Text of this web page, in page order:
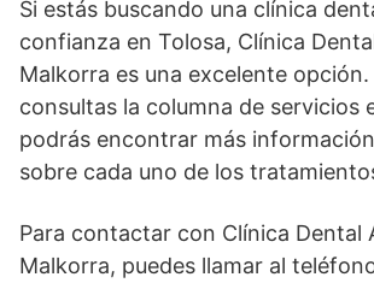
Si estás buscando una clínica
confianza en Tolosa, Clínica
Malkorra es una excelente opción.
consultas la columna de servicios
podrás encontrar más
sobre cada uno de los
Para contactar con Clínica Dental
Malkorra, puedes llamar al